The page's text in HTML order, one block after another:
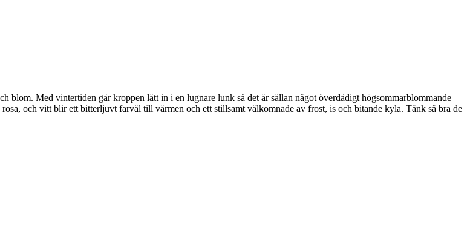
blom. Med vintertiden går kroppen lätt in i en lugnare lunk så det är sällan något överdådigt högsommarblommande
och vitt blir ett bitterljuvt farväl till värmen och ett stillsamt välkomnade av frost, is och bitande kyla. Tänk så bra de